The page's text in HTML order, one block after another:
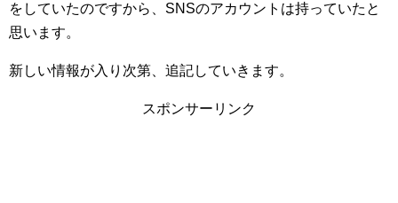
をしていたのですから、SNSのアカウントは持っていたと
思います。
新しい情報が入り次第、追記していきます。
スポンサーリンク